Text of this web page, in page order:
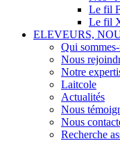
Le fil
Le fil
ELEVEURS,
Qui
Nous
Notre
Laitcole
Actualités
Nous
Nous
Recherche